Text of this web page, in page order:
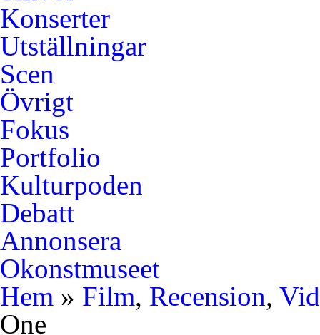
Konserter
Utställningar
Scen
Övrigt
Fokus
Portfolio
Kulturpoden
Debatt
Annonsera
Okonstmuseet
Hem » Film, Recension,
One